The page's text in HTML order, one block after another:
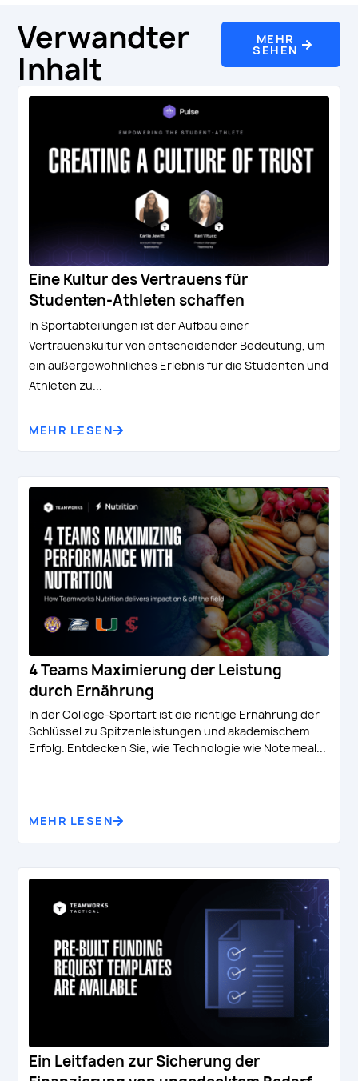
Verwandter
Inhalt
MEHR
SEHEN
Eine Kultur des Vertrauens für
Studenten-Athleten schaffen
In Sportabteilungen ist der Aufbau einer
Vertrauenskultur von entscheidender Bedeutung, um
ein außergewöhnliches Erlebnis für die Studenten und
Athleten zu...
MEHR LESEN
4 Teams Maximierung der Leistung
durch Ernährung
In der College-Sportart ist die richtige Ernährung der
Schlüssel zu Spitzenleistungen und akademischem
Erfolg. Entdecken Sie, wie Technologie wie Notemeal...
MEHR LESEN
Ein Leitfaden zur Sicherung der